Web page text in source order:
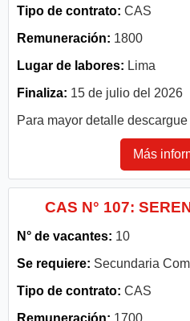
Tipo de contrato: CAS
Remuneración: 1800
Lugar de labores: Lima
Finaliza: 15 de julio del 2026
Para mayor detalle
Más
CAS N° 107:
N° de vacantes: 10
Se requiere: Secundaria
Tipo de contrato: CAS
Remuneración: 1700